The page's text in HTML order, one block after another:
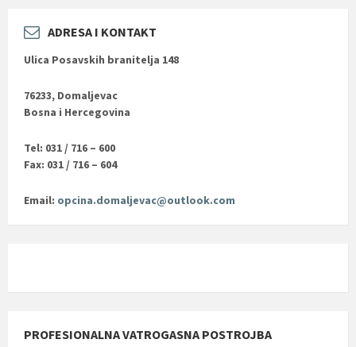
ADRESA I KONTAKT
Ulica Posavskih branitelja 148
76233, Domaljevac
Bosna i Hercegovina
Tel: 031 / 716 – 600
Fax: 031 / 716 – 604
Email: opcina.domaljevac@outlook.com
PROFESIONALNA VATROGASNA POSTROJBA